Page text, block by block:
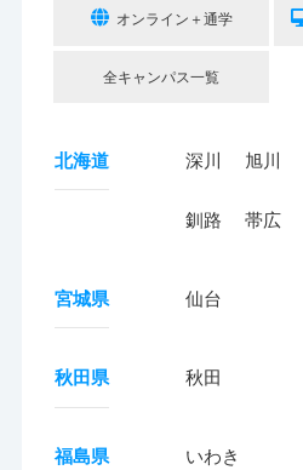
オンライン＋通学
全キャンパス一覧
北海道 深川 旭川
釧路 帯広
宮城県 仙台
秋田県 秋田
福島県 いわき